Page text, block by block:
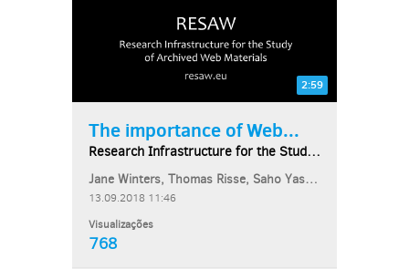
2:59
The importance of Web...
Research Infrastructure for the Study of Archived...
Jane Winters, Thomas Risse, Saho Yasumatsu, Martin Klein
13.09.2018 11:46
Visualizações
768